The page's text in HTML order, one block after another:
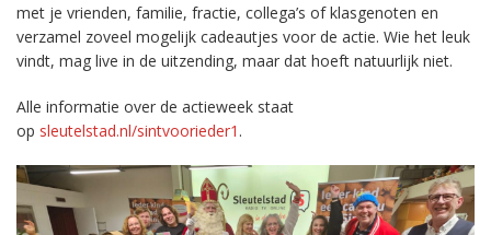
met je vrienden, familie, fractie, collega’s of klasgenoten en
verzamel zoveel mogelijk cadeautjes voor de actie. Wie het leuk
vindt, mag live in de uitzending, maar dat hoeft natuurlijk niet.
Alle informatie over de actieweek staat
op sleutelstad.nl/sintvoorieder1 .